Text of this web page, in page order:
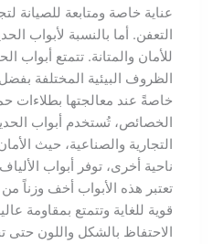
عناية خاصة ومتابعة للصيانة لتجنب
التعفن. أما بالنسبة لأبواب الحديد،
للأمان والمتانة. تتمتع أبواب الحديد
الظروف البيئية المختلفة بفضل
خاصةً عند معالجتها بطلاءات حماية
الخصائص، تُستخدم أبواب الحديد
التجارية والصناعية، حيث الأمان هو
ناحية أخرى، توفر أبواب الألياف
تعتبر هذه الأبواب أخف وزناً من
قوية للغاية وتتمتع بمقاومة عالية
الاحتفاظ بالشكل واللون حتى تحت